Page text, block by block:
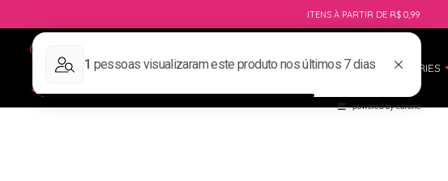
ITENS À PARTIR DE R$ 0,99
DIA DOS PAIS 💙MARCAS SEX SHOP LINGERIES